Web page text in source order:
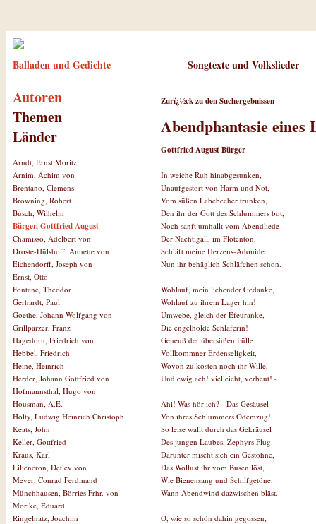
Balladen und Gedichte Songtexte und Volkslieder
Autoren
Themen
Länder
Arndt, Ernst Moritz
Arnim, Achim von
Brentano, Clemens
Browning, Robert
Busch, Wilhelm
Bürger, Gottfried August
Chamisso, Adelbert von
Droste-Hülshoff, Annette von
Eichendorff, Joseph von
Ernst, Otto
Fontane, Theodor
Gerhardt, Paul
Goethe, Johann Wolfgang von
Grillparzer, Franz
Hagedorn, Friedrich von
Hebbel, Friedrich
Heine, Heinrich
Herder, Johann Gottfried von
Hofmannsthal, Hugo von
Housman, A.E.
Hölty, Ludwig Heinrich Christoph
Keats, John
Keller, Gottfried
Kraus, Karl
Liliencron, Detlev von
Meyer, Conrad Ferdinand
Münchhausen, Börries Frhr. von
Mörike, Eduard
Ringelnatz, Joachim
Zurï¿½ck zu den Suchergebnissen
Abendphantasie eines
Gottfried August Bürger
In weiche Ruh hinabgesunken,
Unaufgestört von Harm und Not,
Vom süßen Labebecher trunken,
Den ihr der Gott des Schlummers bot,
Noch sanft umhallt vom Abendliede
Der Nachtigall, im Flötenton,
Schläft meine Herzens-Adonide
Nun ihr behäglich Schläfchen schon.
Wohlauf, mein liebender Gedanke,
Wohlauf zu ihrem Lager hin!
Umwebe, gleich der Efeuranke,
Die engelholde Schläferin!
Geneuß der übersüßen Fülle
Vollkommner Erdenseligkeit,
Wovon zu kosten noch ihr Wille,
Und ewig ach! vielleicht, verbeut! -
Ahi! Was hör ich? - Das Gesäusel
Von ihres Schlummers Odemzug!
So leise wallt durch das Gekräusel
Des jungen Laubes, Zephyrs Flug.
Darunter mischt sich ein Gestöhne,
Das Wollust ihr vom Busen löst,
Wie Bienensang und Schilfgetöne,
Wann Abendwind dazwischen bläst.
O, wie so schön dahin gegossen,